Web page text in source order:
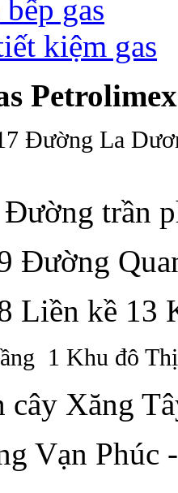
gas
kiệm gas
Đường La
Đường trần
Đường
Liền kề
1 Khu đô
cây Xăng
Vạn Phúc